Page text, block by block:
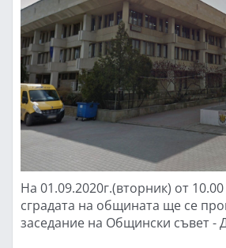
На 01.09.2020г.(вторник) от
сградата на общината ще се
заседание на Общински съвет -